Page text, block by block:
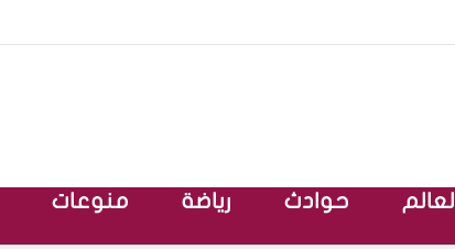
العالم حوادث رياضة منوعات